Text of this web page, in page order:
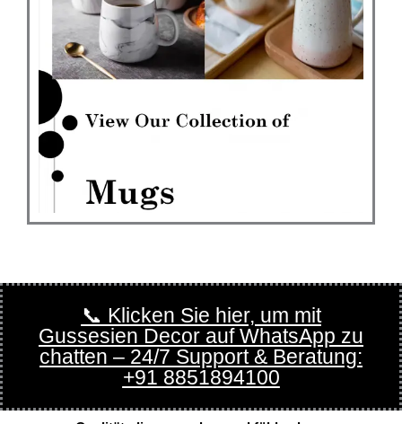
📞 Klicken Sie hier, um mit
Gussesien Decor auf WhatsApp zu
chatten – 24/7 Support & Beratung:
+91 8851894100